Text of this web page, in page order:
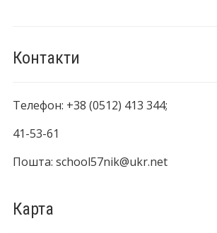
Контакти
Телефон: +38 (0512) 413 344;
41-53-61
Пошта: school57nik@ukr.net
Карта